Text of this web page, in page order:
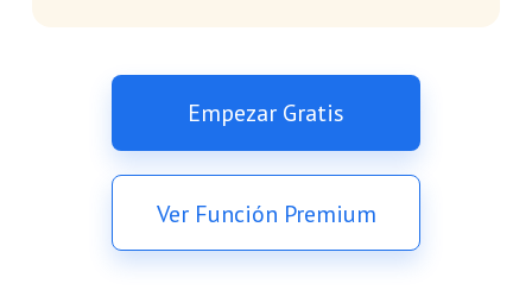
Empezar Gratis
Ver Función Premium